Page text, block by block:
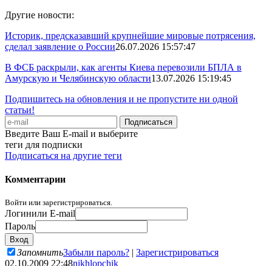
Другие новости:
Историк, предсказавший крупнейшие мировые потрясения,
сделал заявление о России26.07.2026 15:57:47
В ФСБ раскрыли, как агенты Киева перевозили БПЛА в
Амурскую и Челябинскую области13.07.2026 15:19:45
Подпишитесь на обновления и не пропустите ни одной
статьи!
Введите Ваш E-mail и выберите
теги для подписки
Подписаться на другие теги
Комментарии
Войти или зарегистрироваться.
Логинили E-mail
Пароль
ЗапомнитьЗабыли пароль? | Зарегистрироваться
02.10.2009 22:48nikhlopchik